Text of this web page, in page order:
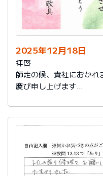
2025年12月18日
拝啓
師走の候、貴社におかれ
慶び申し上げます
ざいました。
また、本日は心のこも
縁があり、この度の拙
し、中田様、渡辺様を
て、毎日快適に暮らし
した。